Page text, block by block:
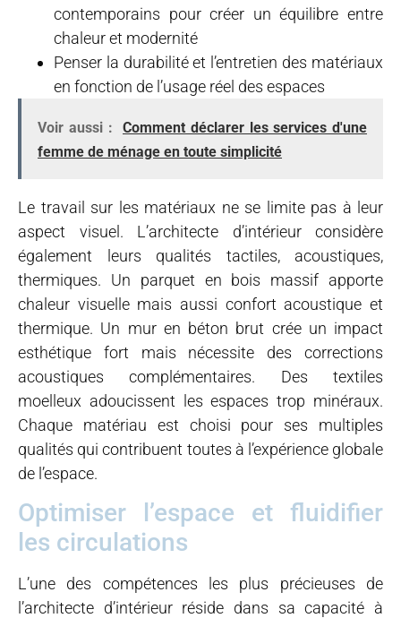
contemporains pour créer un équilibre entre
chaleur et modernité
Penser la durabilité et l’entretien des matériaux
en fonction de l’usage réel des espaces
Voir aussi :
Comment déclarer les services d'une
femme de ménage en toute simplicité
Le travail sur les matériaux ne se limite pas à leur
aspect visuel. L’architecte d’intérieur considère
également leurs qualités tactiles, acoustiques,
thermiques. Un parquet en bois massif apporte
chaleur visuelle mais aussi confort acoustique et
thermique. Un mur en béton brut crée un impact
esthétique fort mais nécessite des corrections
acoustiques complémentaires. Des textiles
moelleux adoucissent les espaces trop minéraux.
Chaque matériau est choisi pour ses multiples
qualités qui contribuent toutes à l’expérience globale
de l’espace.
Optimiser l’espace et fluidifier
les circulations
L’une des compétences les plus précieuses de
l’architecte d’intérieur réside dans sa capacité à